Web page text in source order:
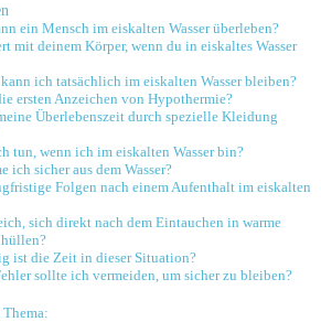
ein ‌Mensch im eiskalten Wasser überleben?
mit ⁤deinem Körper, wenn du ‌in eiskaltes⁤ Wasser
ich tatsächlich im eiskalten Wasser bleiben?
ersten Anzeichen ‍von Hypothermie?
Überlebenszeit durch‍ spezielle Kleidung
tun, wenn‍ ich im eiskalten Wasser bin?
ich sicher aus dem Wasser?
Folgen​ nach einem Aufenthalt im eiskalten
sich direkt nach dem Eintauchen in warme
⁤ist die Zeit ‍in dieser Situation?
sollte ich vermeiden, um sicher zu bleiben?
Thema: